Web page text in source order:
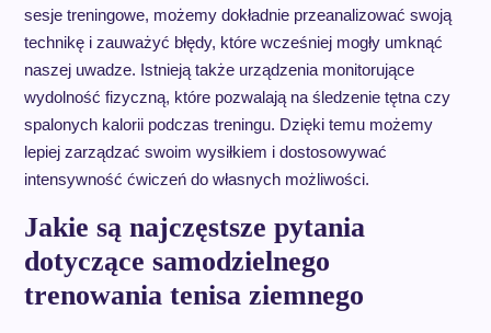
sesje treningowe, możemy dokładnie przeanalizować swoją
technikę i zauważyć błędy, które wcześniej mogły umknąć
naszej uwadze. Istnieją także urządzenia monitorujące
wydolność fizyczną, które pozwalają na śledzenie tętna czy
spalonych kalorii podczas treningu. Dzięki temu możemy
lepiej zarządzać swoim wysiłkiem i dostosowywać
intensywność ćwiczeń do własnych możliwości.
Jakie są najczęstsze pytania
dotyczące samodzielnego
trenowania tenisa ziemnego